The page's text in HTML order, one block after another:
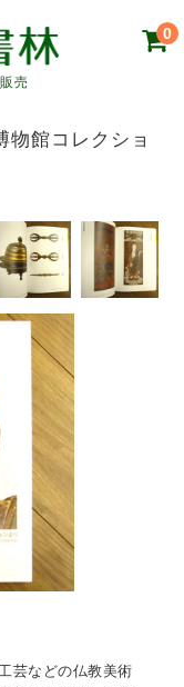
売
0
物館コレクショ
芸などの仏教美術